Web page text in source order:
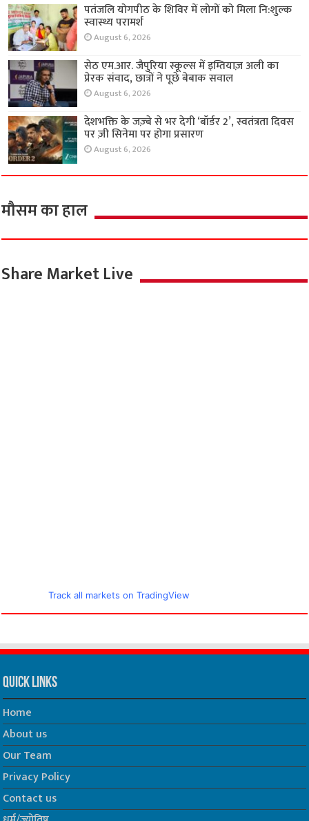
पतंजलि योगपीठ के शिविर में लोगों को मिला नि:शुल्क
स्वास्थ्य परामर्श
August 6, 2026
सेठ एम.आर. जैपुरिया स्कूल्स में इम्तियाज़ अली का
प्रेरक संवाद, छात्रों ने पूछे बेबाक सवाल
August 6, 2026
देशभक्ति के जज़्बे से भर देगी ‘बॉर्डर 2’, स्वतंत्रता दिवस
पर ज़ी सिनेमा पर होगा प्रसारण
August 6, 2026
मौसम का हाल
Share Market Live
Track all markets on TradingView
Quick Links
Home
About us
Our Team
Privacy Policy
Contact us